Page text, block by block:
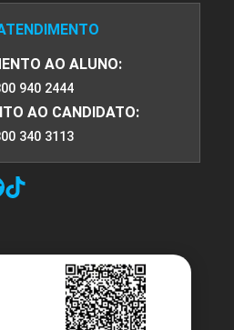
AO ALUNO:
940 2444
AO CANDIDATO:
340 3113